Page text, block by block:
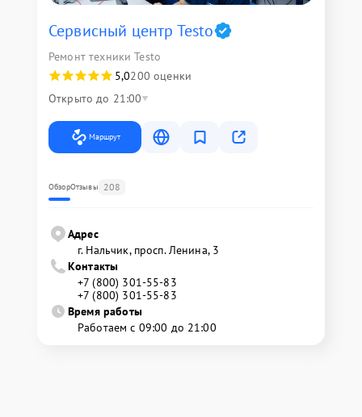
Сервисный центр Testo
Ремонт техники Testo
5,0200 оценки
Открыто до 21:00
Маршрут
ОбзорОтзывы 208
Адрес
г. Нальчик, просп. Ленина, 3
Контакты
+7 (800) 301-55-83
+7 (800) 301-55-83
Время работы
Работаем с 09:00 до 21:00